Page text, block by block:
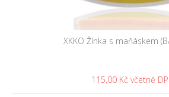
XKKO Žínka s maňáskem
115,00 Kč